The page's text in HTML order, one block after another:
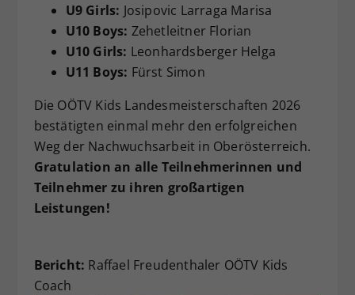
U9 Girls: Josipovic Larraga Marisa
U10 Boys: Zehetleitner Florian
U10 Girls: Leonhardsberger Helga
U11 Boys: Fürst Simon
Die OÖTV Kids Landesmeisterschaften 2026
bestätigten einmal mehr den erfolgreichen
Weg der Nachwuchsarbeit in Oberösterreich.
Gratulation an alle Teilnehmerinnen und
Teilnehmer zu ihren großartigen
Leistungen!
Bericht: Raffael Freudenthaler OÖTV Kids
Coach